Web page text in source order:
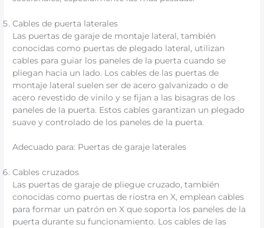
Cables de puerta laterales
Las puertas de garaje de montaje lateral, también
conocidas como puertas de plegado lateral, utilizan
cables para guiar los paneles de la puerta cuando se
pliegan hacia un lado. Los cables de las puertas de
montaje lateral suelen ser de acero galvanizado o de
acero revestido de vinilo y se fijan a las bisagras de los
paneles de la puerta. Estos cables garantizan un plegado
suave y controlado de los paneles de la puerta.
Adecuado para: Puertas de garaje laterales
Cables cruzados
Las puertas de garaje de pliegue cruzado, también
conocidas como puertas de riostra en X, emplean cables
para formar un patrón en X que soporta los paneles de la
puerta durante su funcionamiento. Los cables de las